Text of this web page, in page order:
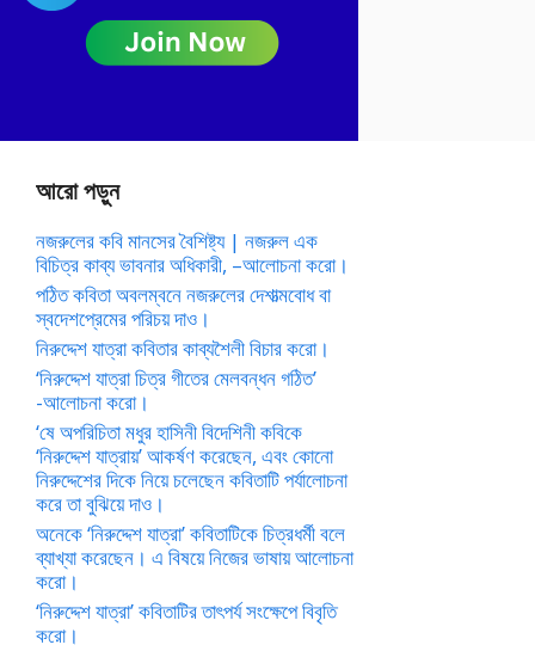
আরো পড়ুন
নজরুলের কবি মানসের বৈশিষ্ট্য | নজরুল এক
বিচিত্র কাব্য ভাবনার অধিকারী, –আলোচনা করো।
পঠিত কবিতা অবলম্বনে নজরুলের দেশাত্মবোধ বা
স্বদেশপ্রেমের পরিচয় দাও।
নিরুদ্দেশ যাত্রা কবিতার কাব্যশৈলী বিচার করো।
‘নিরুদ্দেশ যাত্রা চিত্র গীতের মেলবন্ধন গঠিত’
-আলোচনা করো।
‘ষে অপরিচিতা মধুর হাসিনী বিদেশিনী কবিকে
‘নিরুদ্দেশ যাত্রায়’ আকর্ষণ করেছেন, এবং কোনো
নিরুদ্দেশের দিকে নিয়ে চলেছেন কবিতাটি পর্যালোচনা
করে তা বুঝিয়ে দাও।
অনেকে ‘নিরুদ্দেশ যাত্রা’ কবিতাটিকে চিত্রধর্মী বলে
ব্যাখ্যা করেছেন। এ বিষয়ে নিজের ভাষায় আলোচনা
করো।
‘নিরুদ্দেশ যাত্রা’ কবিতাটির তাৎপর্য সংক্ষেপে বিবৃতি
করো।